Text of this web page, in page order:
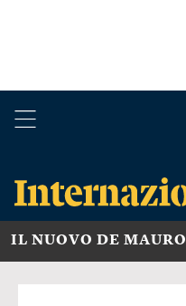
IL NUOVO DE MAURO